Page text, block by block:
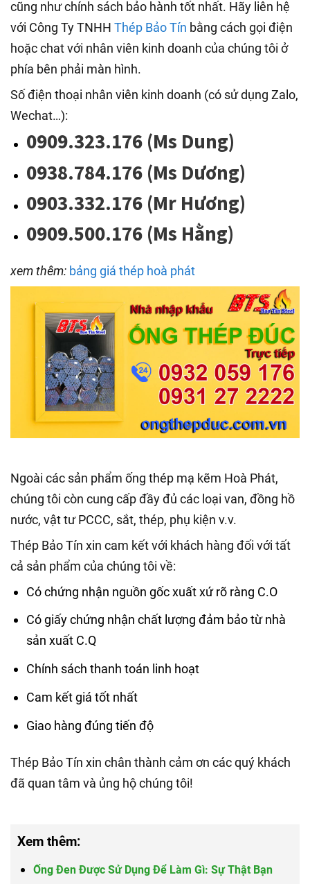
cũng như chính sách bảo hành tốt nhất. Hãy liên hệ
với Công Ty TNHH Thép Bảo Tín bằng cách gọi điện
hoặc chat với nhân viên kinh doanh của chúng tôi ở
phía bên phải màn hình.
Số điện thoại nhân viên kinh doanh (có sử dụng Zalo,
Wechat…):
0909.323.176 (Ms Dung)
0938.784.176 (Ms Dương)
0903.332.176 (Mr Hương)
0909.500.176 (Ms Hằng)
xem thêm: bảng giá thép hoà phát
Ngoài các sản phẩm ống thép mạ kẽm Hoà Phát,
chúng tôi còn cung cấp đầy đủ các loại van, đồng hồ
nước, vật tư PCCC, sắt, thép, phụ kiện v.v.
Thép Bảo Tín xin cam kết với khách hàng đối với tất
cả sản phẩm của chúng tôi về:
Có chứng nhận nguồn gốc xuất xứ rõ ràng C.O
Có giấy chứng nhận chất lượng đảm bảo từ nhà
sản xuất C.Q
Chính sách thanh toán linh hoạt
Cam kết giá tốt nhất
Giao hàng đúng tiến độ
Thép Bảo Tín xin chân thành cảm ơn các quý khách
đã quan tâm và ủng hộ chúng tôi!
Xem thêm:
Ống Đen Được Sử Dụng Để Làm Gì: Sự Thật Bạn